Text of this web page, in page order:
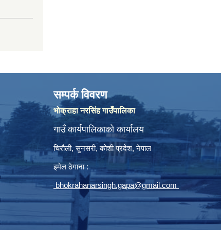
सम्पर्क विवरण
भोक्राहा नरसिंह गाउँपालिका
गाउँ कार्यपालिकाको कार्यालय
चिरौली, सुनसरी, कोशी प्रदेश, नेपाल
इमेल ठेगाना :
bhokrahanarsingh.gapa@gmail.com